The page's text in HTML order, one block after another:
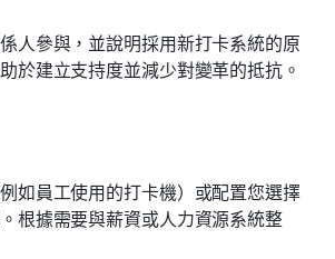
人參與，並說明採用新打卡系統的原
於建立支持度並減少對變革的抵抗。
如員工使用的打卡機）或配置您選擇
根據需要與薪資或人力資源系統整